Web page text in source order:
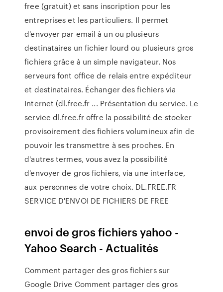
free (gratuit) et sans inscription pour les
entreprises et les particuliers. Il permet
d'envoyer par email à un ou plusieurs
destinataires un fichier lourd ou plusieurs gros
fichiers grâce à un simple navigateur. Nos
serveurs font office de relais entre expéditeur
et destinataires. Échanger des fichiers via
Internet (dl.free.fr ... Présentation du service. Le
service dl.free.fr offre la possibilité de stocker
provisoirement des fichiers volumineux afin de
pouvoir les transmettre à ses proches. En
d'autres termes, vous avez la possibilité
d'envoyer de gros fichiers, via une interface,
aux personnes de votre choix. DL.FREE.FR
SERVICE D'ENVOI DE FICHIERS DE FREE
envoi de gros fichiers yahoo -
Yahoo Search - Actualités
Comment partager des gros fichiers sur
Google Drive Comment partager des gros